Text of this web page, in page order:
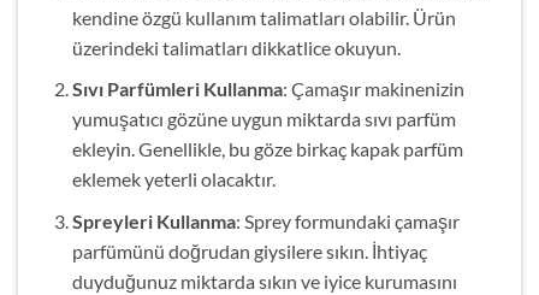
kendine özgü kullanım talimatları olabilir. Ürün
üzerindeki talimatları dikkatlice okuyun.
Sıvı Parfümleri Kullanma: Çamaşır makinenizin
yumuşatıcı gözüne uygun miktarda sıvı parfüm
ekleyin. Genellikle, bu göze birkaç kapak parfüm
eklemek yeterli olacaktır.
Spreyleri Kullanma: Sprey formundaki çamaşır
parfümünü doğrudan giysilere sıkın. İhtiyaç
duyduğunuz miktarda sıkın ve iyice kurumasını